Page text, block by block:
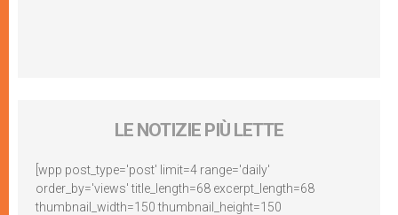
LE NOTIZIE PIÙ LETTE
[wpp post_type='post' limit=4 range='daily'
order_by='views' title_length=68 excerpt_length=68
thumbnail_width=150 thumbnail_height=150